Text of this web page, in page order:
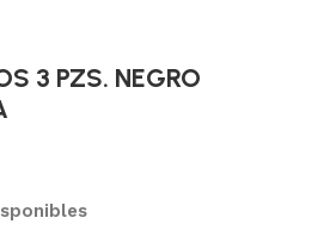
3 PZS. NEGRO